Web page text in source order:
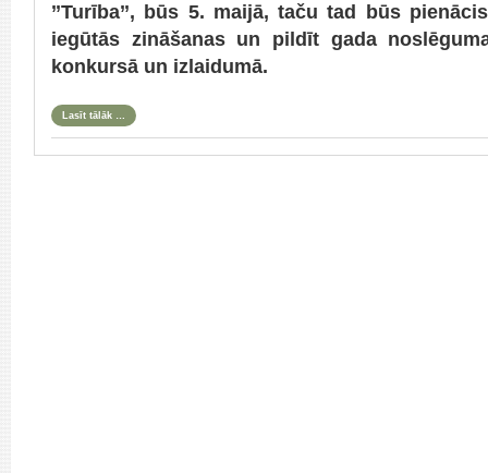
’’Turība’’, būs 5. maijā, taču tad būs
iegūtās zināšanas un pildīt gada
konkursā un izlaidumā.
Lasīt tālāk …